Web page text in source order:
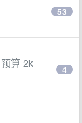
53
算 2k
4